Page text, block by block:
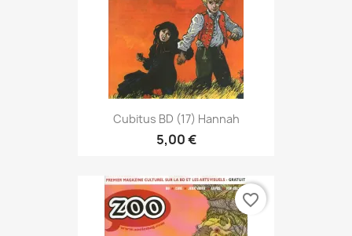
Cubitus BD (17) Hannah
5,00 €
favorite_border